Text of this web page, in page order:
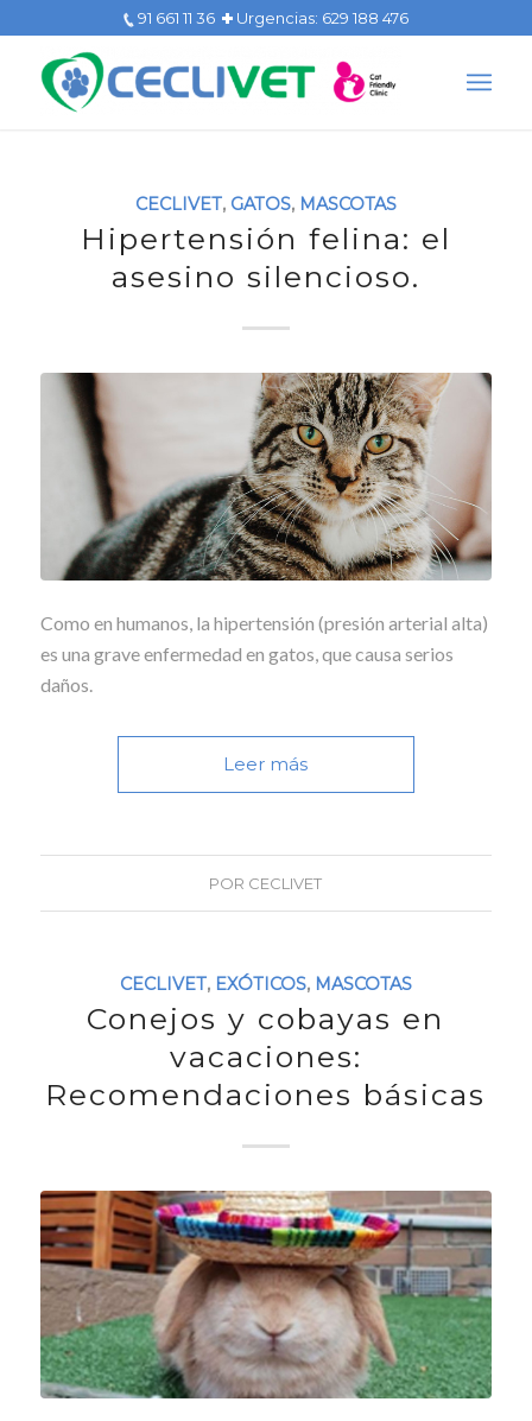
91 661 11 36 Urgencias: 629 188 476
CECLIVET, GATOS, MASCOTAS
Hipertensión felina: el
asesino silencioso.
Como en humanos, la hipertensión (presión arterial alta)
es una grave enfermedad en gatos, que causa serios
daños.
Leer más
POR CECLIVET
CECLIVET, EXÓTICOS, MASCOTAS
Conejos y cobayas en
vacaciones:
Recomendaciones básicas